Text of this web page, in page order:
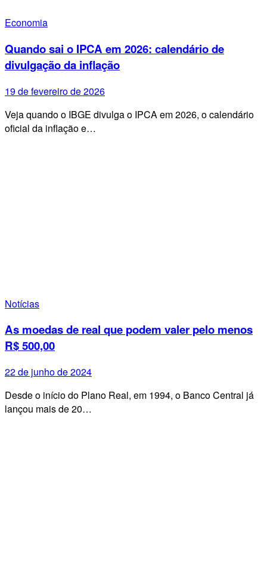
Economia
Quando sai o IPCA em 2026: calendário de
divulgação da inflação
19 de fevereiro de 2026
Veja quando o IBGE divulga o IPCA em 2026, o calendário
oficial da inflação e…
Notícias
As moedas de real que podem valer pelo menos
R$ 500,00
22 de junho de 2024
Desde o início do Plano Real, em 1994, o Banco Central já
lançou mais de 20…